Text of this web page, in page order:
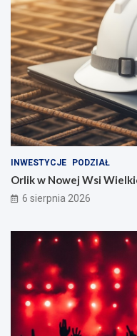
INWESTYCJE PODZIAŁ
Orlik w Nowej Wsi
6 sierpnia 2026